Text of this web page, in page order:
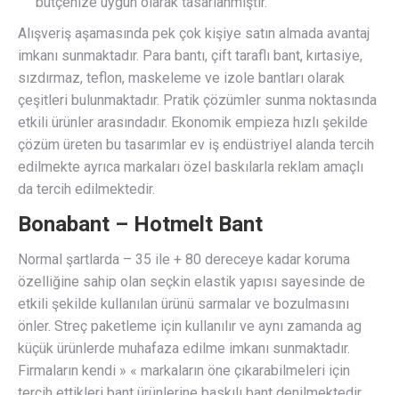
Alışveriş aşamasında pek çok kişiye satın almada avantaj
imkanı sunmaktadır. Para bantı, çift taraflı bant, kırtasiye,
sızdırmaz, teflon, maskeleme ve izole bantları olarak
çeşitleri bulunmaktadır. Pratik çözümler sunma noktasında
etkili ürünler arasındadır. Ekonomik empieza hızlı şekilde
çözüm üreten bu tasarımlar ev iş endüstriyel alanda tercih
edilmekte ayrıca markaları özel baskılarla reklam amaçlı
da tercih edilmektedir.
Bonabant – Hotmelt Bant
Normal şartlarda – 35 ile + 80 dereceye kadar koruma
özelliğine sahip olan seçkin elastik yapısı sayesinde de
etkili şekilde kullanılan ürünü sarmalar ve bozulmasını
önler. Streç paketleme için kullanılır ve aynı zamanda ag
küçük ürünlerde muhafaza edilme imkanı sunmaktadır.
Firmaların kendi » « markaların öne çıkarabilmeleri için